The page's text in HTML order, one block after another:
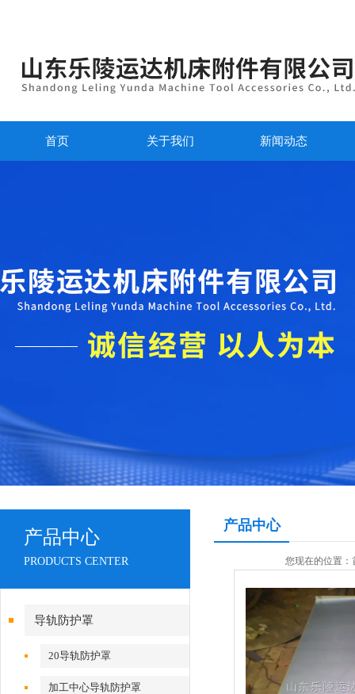
首页 关于我们 新闻动态
产品中心
PRODUCTS CENTER
导轨防护罩
20导轨防护罩
加工中心导轨防护罩
产品中心
您现在的位置：